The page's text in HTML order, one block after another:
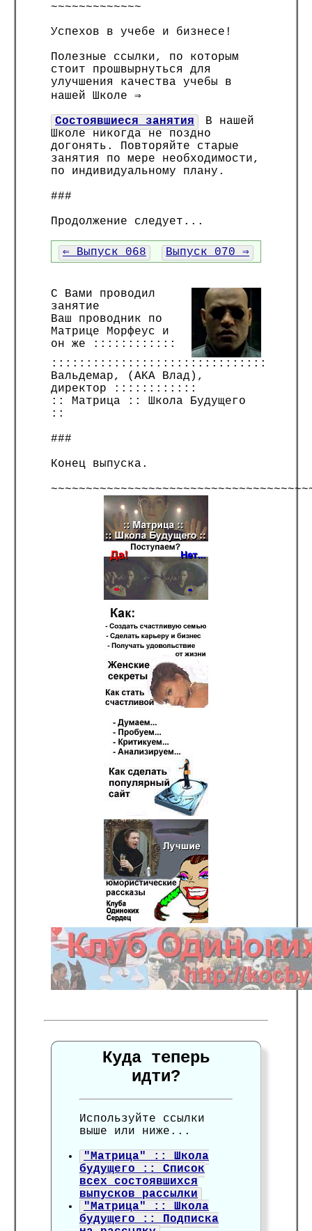
~~~~~~~~~~~~~
Успехов в учебе и бизнесе!
Полезные ссылки, по которым
стоит прошвырнуться для
улучшения качества учебы в
нашей Школе ⇒
Состоявшиеся занятия
В нашей
Школе никогда не поздно
догонять. Повторяйте старые
занятия по мере необходимости,
по индивидуальному плану.
###
Продолжение следует...
⇐ Выпуск 068 Выпуск 070 ⇒
С Вами проводил
занятие
Ваш проводник по
Матрице Морфеус и
он же ::::::::::::
:::::::::::::::::::::::::::::::
Вальдемар, (AKA Влад),
директор ::::::::::::
:: Матрица :: Школа Будущего
::
###
Конец выпуска.
Куда теперь
идти?
Используйте ссылки
выше или ниже...
"Матрица" :: Школа
будущего :: Список
всех состоявшихся
выпусков рассылки
"Матрица" :: Школа
будущего :: Подписка